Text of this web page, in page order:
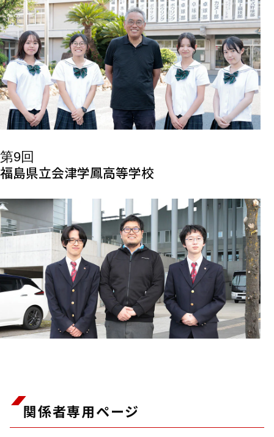
第9回
福島県立会津学鳳高等学校
関係者専用ページ